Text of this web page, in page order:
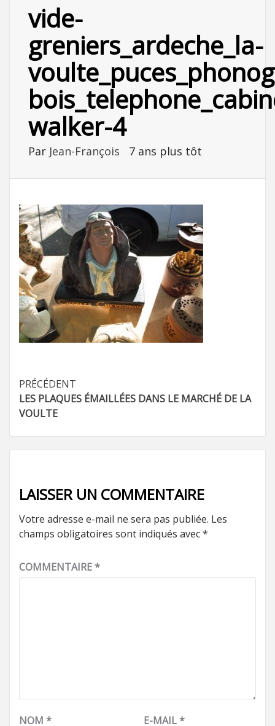
vide-
greniers_ardeche_la-
walker-4
Par Jean-François 7 ans plus tôt
Navigation
d’article
PRÉCÉDENT
LES PLAQUES ÉMAILLÉES DANS LE MARCHÉ DE LA
VOULTE
LAISSER UN COMMENTAIRE
Votre adresse e-mail ne sera pas publiée. Les
champs obligatoires sont indiqués avec*
COMMENTAIRE*
NOM * E-MAIL*